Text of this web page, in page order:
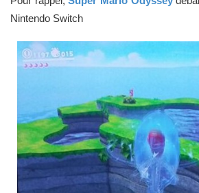
Nintendo Switch